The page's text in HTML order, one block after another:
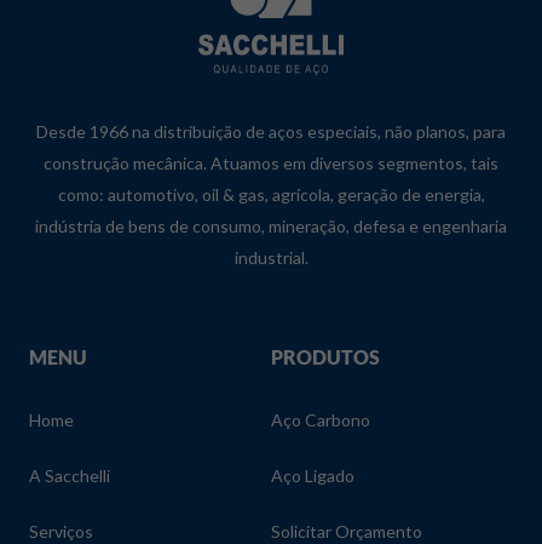
Desde 1966 na distribuição de aços especiais, não planos, para
construção mecânica. Atuamos em diversos segmentos, tais
como: automotivo, oil & gas, agrícola, geração de energia,
indústria de bens de consumo, mineração, defesa e engenharia
industrial.
MENU
Home
A Sacchelli
Serviços
PRODUTOS
Aço Carbono
Aço Ligado
Solicitar Orçamento